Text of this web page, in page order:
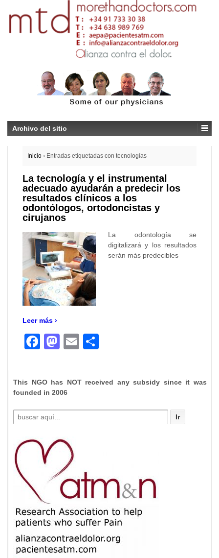
Archivo del sitio
Inicio › Entradas etiquetadas con tecnologías
La tecnología y el instrumental
adecuado ayudarán a predecir los
resultados clínicos a los
odontólogos, ortodoncistas y
cirujanos
La odontología se
digitalizará y los resultados
serán más predecibles
Leer más ›
Facebook
Mastodon
Email
This NGO has NOT received any subsidy since it was
founded in 2006
Buscar
por: